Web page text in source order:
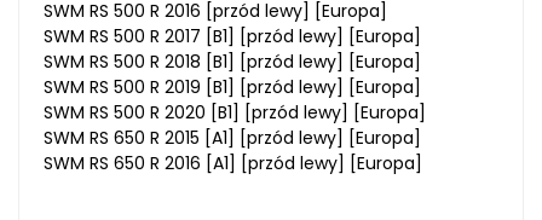
SWM RS 500 R 2016 [przód lewy] [Europa]
SWM RS 500 R 2017 [B1] [przód lewy] [Europa]
SWM RS 500 R 2018 [B1] [przód lewy] [Europa]
SWM RS 500 R 2019 [B1] [przód lewy] [Europa]
SWM RS 500 R 2020 [B1] [przód lewy] [Europa]
SWM RS 650 R 2015 [A1] [przód lewy] [Europa]
SWM RS 650 R 2016 [A1] [przód lewy] [Europa]